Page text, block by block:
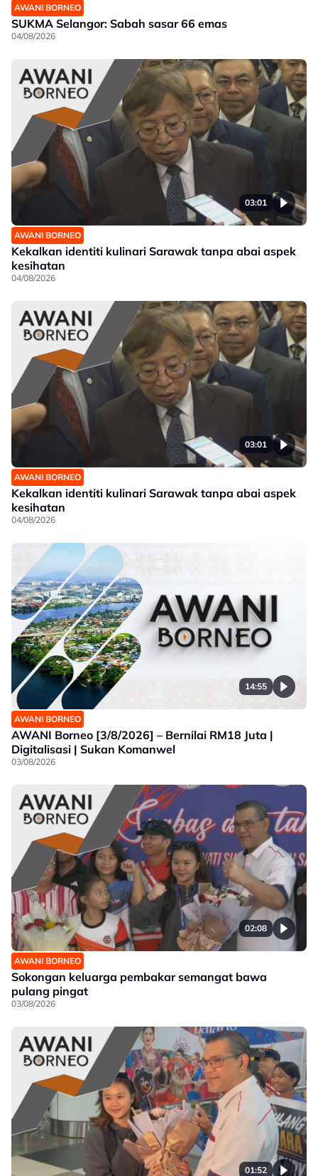
AWANI BORNEO
SUKMA Selangor: Sabah sasar 66 emas
04/08/2026
03:01
AWANI BORNEO
Kekalkan identiti kulinari Sarawak tanpa abai aspek
kesihatan
04/08/2026
03:01
AWANI BORNEO
Kekalkan identiti kulinari Sarawak tanpa abai aspek
kesihatan
04/08/2026
14:55
AWANI BORNEO
AWANI Borneo [3/8/2026] – Bernilai RM18 Juta |
Digitalisasi | Sukan Komanwel
03/08/2026
02:08
AWANI BORNEO
Sokongan keluarga pembakar semangat bawa
pulang pingat
03/08/2026
01:52